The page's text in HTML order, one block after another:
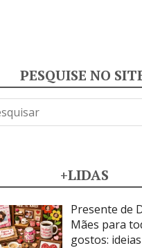
PESQUISE NO
+LIDAS
Presente de
Mães para
gostos: